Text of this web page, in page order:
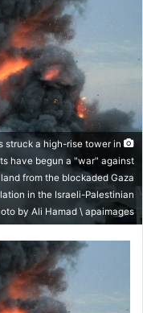
struck a high-rise tower in
have begun a "war" against
from the blockaded Gaza
in the Israeli-Palestinian
by Ali Hamad \ apaimages